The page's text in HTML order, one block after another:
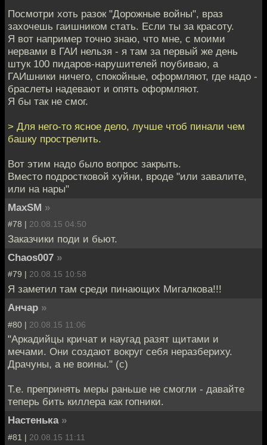
Посмотри хоть разок "Дорожные войны", враз
захочешь гаишником стать. Если ты за красоту.
Я вот например точно знаю, что мне, с моими
нервами в ГАИ нельзя - я там за первый же день
штук 100 пидаров-нарушителей поубиваю, а
ГАИшники ничего, спокойные, оформляют, где надо -
браслеты надевают и опять оформляют.
Я бы так не смог.
> Для него-то ясное дело, лучше чтоб пинали чем
башку прострелить.
Вот этим надо было вопрос закрыть.
Вместо подростковой хуйни, вроде "или завалите,
или на нары"
MaxSM »
#78 | 20.08.15 04:50
Заказчики поди и бьют.
Chaos007 »
#79 | 20.08.15 10:58
Я заметил там среди пинающих Мигалкова!!!
Анчар »
#80 | 20.08.15 11:06
"Аркадийцы кричат и наугад разят щитами и
мечами. Они создают вокруг себя неразбериху.
Драчуны, а не воины." (с)
Т.е. препринять меры раньше не смогли - давайте
теперь бить киллера как гопники.
Настенька »
#81 | 20.08.15 11:11